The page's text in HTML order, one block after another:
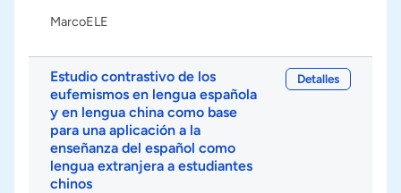
MarcoELE
Estudio contrastivo de los
eufemismos en lengua española
y en lengua china como base
para una aplicación a la
enseñanza del español como
lengua extranjera a estudiantes
chinos
Detalles